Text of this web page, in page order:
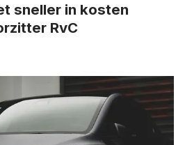
sneller in kosten
RvC